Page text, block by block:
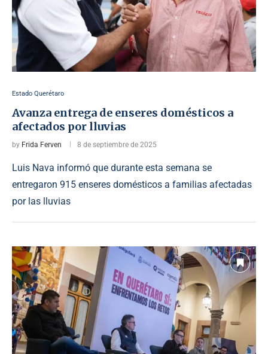
Estado Querétaro
Avanza entrega de enseres domésticos a
afectados por lluvias
by Frida Ferven 8 de septiembre de 2025
Luis Nava informó que durante esta semana se
entregaron 915 enseres domésticos a familias afectadas
por las lluvias